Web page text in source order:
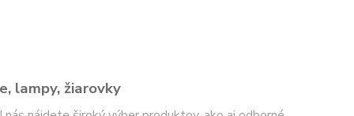
lampy, žiarovky